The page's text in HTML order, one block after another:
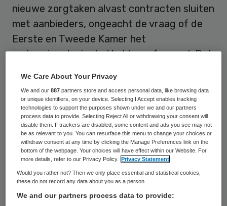
nieuwe zorgtaken alvast contracten sluiten
met aanbieders, ongeacht de vraag of de
Eerste en Tweede Kamer het
wetgevingstraject al hebben afgerond. Dat
“Ik ben zelf wethouder geweest en ik weet
dat je als gemeente soms aan het werk
moet als de Kamers nog niet helemaal klaar
zijn”, aldus Van Dijk tijdens het
verkiezingszorgdebat dat de gezamenlijke
beroeps- en brancheverenigingen vorige
week in Den Haag hielden. “Ik begrijp dat
het voor gemeenten een lastige operatie is.
We Care About Your Privacy
We and our887 partners store and access personal data, like browsing data
or unique identifiers, on your device. Selecting I Accept enables tracking
technologies to support the purposes shown under we and our partners
process data to provide. Selecting Reject All or withdrawing your consent will
disable them. If trackers are disabled, some content and ads you see may not
be as relevant to you. You can resurface this menu to change your choices or
withdraw consent at any time by clicking the Manage Preferences link on the
bottom of the webpage. Your choices will have effect within our Website. For
more details, refer to our Privacy Policy.
Privacy Statement
Would you rather not? Then we only place essential and statistical cookies,
these do not record any data about you as a person
We and our partners process data to provide: